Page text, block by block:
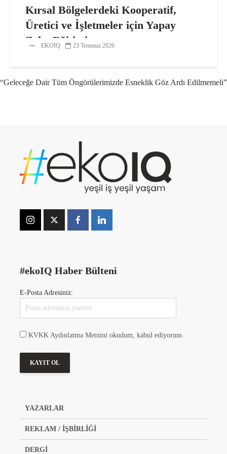
Kırsal Bölgelerdeki Kooperatif,
Üretici ve İşletmeler için Yapay
Zeka Eğitimi
EKOIQ 23 Temmuz 2026
“Geleceğe Dair Tüm Öngörülerimizde Esneklik Göz Ardı Edilmemeli”
#ekoIQ Haber Bülteni
E-Posta Adresiniz:
KVKK Aydınlatma Metnini okudum, kabul ediyorum.
YAZARLAR
REKLAM / İŞBİRLİĞİ
DERGİ